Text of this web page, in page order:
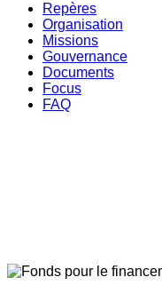
Repères
Organisation
Missions
Gouvernance
Documents
Focus
FAQ